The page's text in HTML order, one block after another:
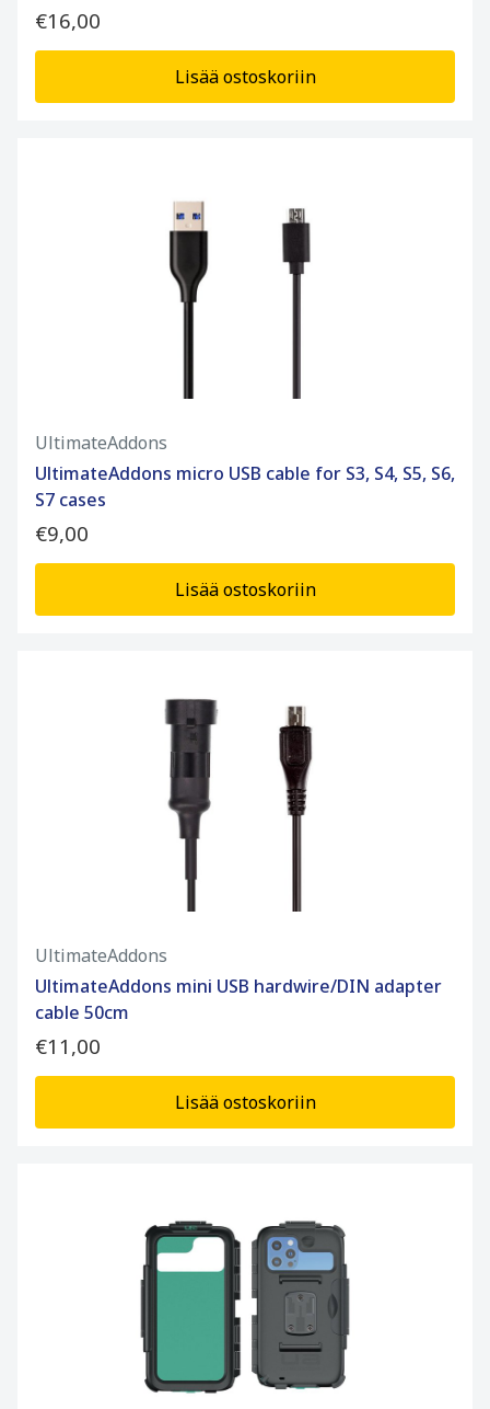
€16,00
Lisää ostoskoriin
UltimateAddons
UltimateAddons micro USB cable for S3, S4, S5, S6,
S7 cases
€9,00
Lisää ostoskoriin
UltimateAddons
UltimateAddons mini USB hardwire/DIN adapter
cable 50cm
€11,00
Lisää ostoskoriin